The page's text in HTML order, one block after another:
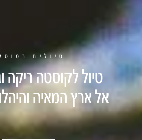
טיולים
טיול לקוסטה ריקה
אל ארץ המאיה